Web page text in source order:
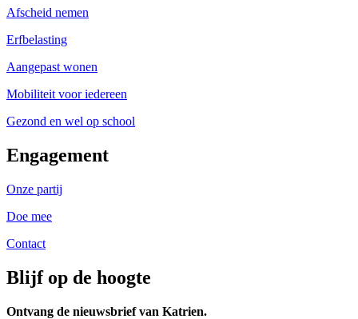
Afscheid nemen
Erfbelasting
Aangepast wonen
Mobiliteit voor iedereen
Gezond en wel op school
Engagement
Onze partij
Doe mee
Contact
Blijf op de hoogte
Ontvang de nieuwsbrief van Katrien.